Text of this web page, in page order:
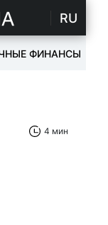
RU
ФИНАНСЫ
4 мин